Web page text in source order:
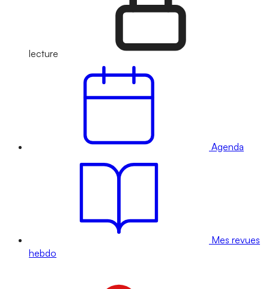
lecture
Agenda
Mes revues
hebdo